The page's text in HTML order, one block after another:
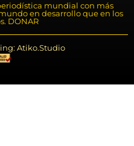
mundial con más
en desarrollo que en los
DONAR
Atiko.Studio